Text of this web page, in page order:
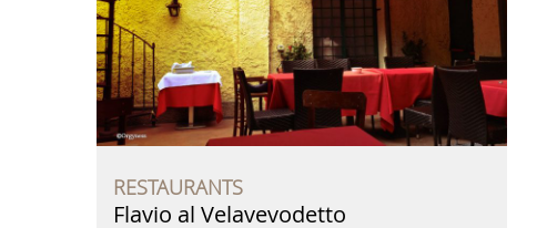
RESTAURANTS
Flavio al Velavevodetto